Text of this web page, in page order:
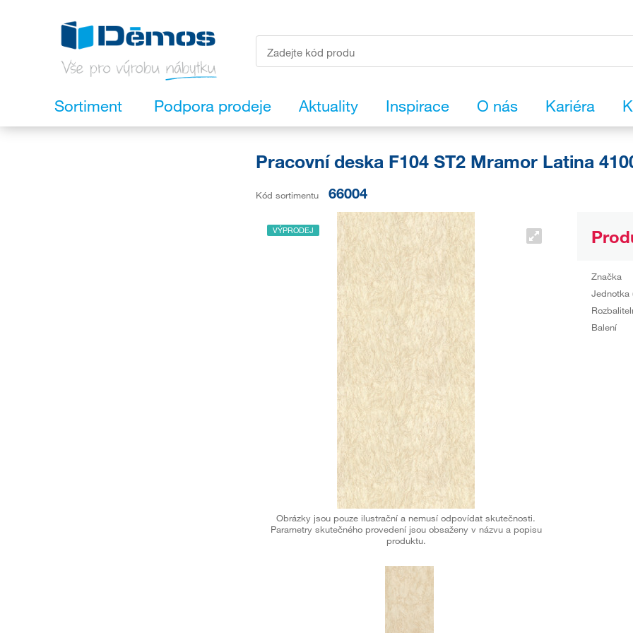
Sortiment Podpora prodeje Aktuality Inspirace O nás Kariéra
Pracovní deska F104 ST2 Mramor Latina
Kód sortimentu 66004
VÝPRODEJ
Obrázky jsou pouze ilustrační a nemusí odpovídat skutečnosti.
Parametry skutečného provedení jsou obsaženy v názvu a popisu
produktu.
Značka
Jednotka
Balení